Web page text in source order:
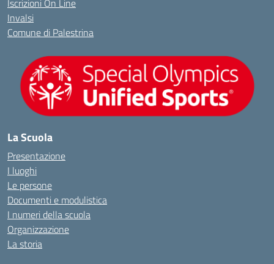
Iscrizioni On Line
Invalsi
Comune di Palestrina
La Scuola
Presentazione
I luoghi
Le persone
Documenti e modulistica
I numeri della scuola
Organizzazione
La storia